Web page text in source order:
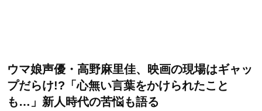
ウマ娘声優・高野麻里佳、映画の現場はギャッ
プだらけ!?「心無い言葉をかけられたこと
も…」新人時代の苦悩も語る